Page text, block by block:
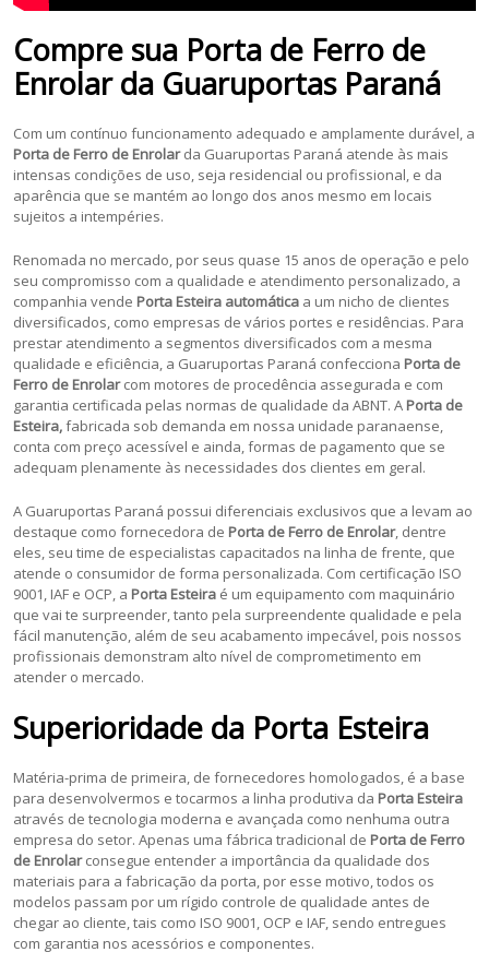
Compre sua Porta de Ferro de
Enrolar da Guaruportas Paraná
Com um contínuo funcionamento adequado e amplamente durável, a
Porta de Ferro de Enrolarda Guaruportas Paraná atende às mais
intensas condições de uso, seja residencial ou profissional, e da
aparência que se mantém ao longo dos anos mesmo em locais
sujeitos a intempéries.
Renomada no mercado, por seus quase 15 anos de operação e pelo
seu compromisso com a qualidade e atendimento personalizado, a
companhia vende Porta Esteira automática a um nicho de clientes
diversificados, como empresas de vários portes e residências. Para
prestar atendimento a segmentos diversificados com a mesma
qualidade e eficiência, a Guaruportas Paraná confecciona Porta de
Ferro de Enrolarcom motores de procedência assegurada e com
garantia certificada pelas normas de qualidade da ABNT. A Porta de
Esteira,fabricada sob demanda em nossa unidade paranaense,
conta com preço acessível e ainda, formas de pagamento que se
adequam plenamente às necessidades dos clientes em geral.
A Guaruportas Paraná possui diferenciais exclusivos que a levam ao
destaque como fornecedora de Porta de Ferro de Enrolar, dentre
eles, seu time de especialistas capacitados na linha de frente, que
atende o consumidor de forma personalizada. Com certificação ISO
9001, IAF e OCP, a Porta Esteira é um equipamento com maquinário
que vai te surpreender, tanto pela surpreendente qualidade e pela
fácil manutenção, além de seu acabamento impecável, pois nossos
profissionais demonstram alto nível de comprometimento em
atender o mercado.
Superioridade da Porta Esteira
Matéria-prima de primeira, de fornecedores homologados, é a base
para desenvolvermos e tocarmos a linha produtiva da Porta Esteira
através de tecnologia moderna e avançada como nenhuma outra
empresa do setor. Apenas uma fábrica tradicional de Porta de Ferro
de Enrolarconsegue entender a importância da qualidade dos
materiais para a fabricação da porta, por esse motivo, todos os
modelos passam por um rígido controle de qualidade antes de
chegar ao cliente, tais como ISO 9001, OCP e IAF, sendo entregues
com garantia nos acessórios e componentes.